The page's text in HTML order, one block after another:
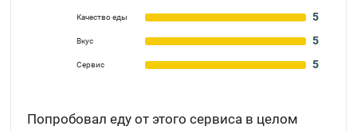
Качество еды 5
Вкус 5
Сервис 5
Попробовал еду от этого сервиса в целом